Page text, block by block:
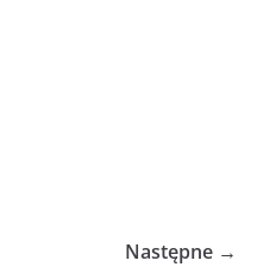
Następne →